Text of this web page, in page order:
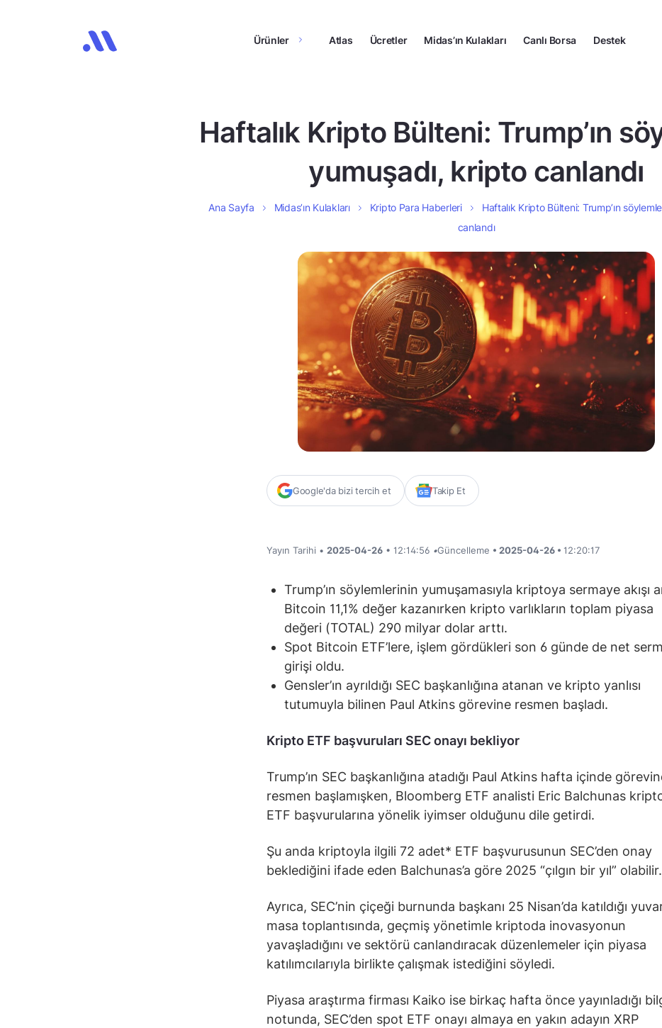
Ürünler Atlas Ücretler Midas’ın Kulakları Canlı Borsa Destek
Haftalık Kripto Bülteni: Trump’ın
yumuşadı, kripto canlandı
Ana Sayfa Midas’ın Kulakları Kripto Para Haberleri
Haftalık Kripto Bülteni: Trump’ın
canlandı
Google'da bizi tercih et Takip Et
Yayın Tarihi • 2025-04-26 • 12:14:56 •Güncelleme • 2025-04-26 • 12:20:17
Trump’ın söylemlerinin yumuşamasıyla kriptoya sermaye akışı
Bitcoin 11,1% değer kazanırken kripto varlıkların toplam piyasa
değeri (TOTAL) 290 milyar dolar arttı.
Spot Bitcoin ETF’lere, işlem gördükleri son 6 günde de net
girişi oldu.
Gensler’ın ayrıldığı SEC başkanlığına atanan ve kripto yanlısı
tutumuyla bilinen Paul Atkins görevine resmen başladı.
Kripto ETF başvuruları SEC onayı bekliyor
Trump’ın SEC başkanlığına atadığı Paul Atkins hafta içinde
resmen başlamışken, Bloomberg ETF analisti Eric Balchunas
ETF başvurularına yönelik iyimser olduğunu dile getirdi.
Şu anda kriptoyla ilgili 72 adet* ETF başvurusunun SEC’den onay
beklediğini ifade eden Balchunas’a göre 2025 “çılgın bir yıl” olabilir.
Ayrıca, SEC’nin çiçeği burnunda başkanı 25 Nisan’da katıldığı
masa toplantısında, geçmiş yönetimle kriptoda inovasyonun
yavaşladığını ve sektörü canlandıracak düzenlemeler için piyasa
katılımcılarıyla birlikte çalışmak istediğini söyledi.
Piyasa araştırma firması Kaiko ise birkaç hafta önce yayınladığı
notunda, SEC’den spot ETF onayı almaya en yakın adayın XRP